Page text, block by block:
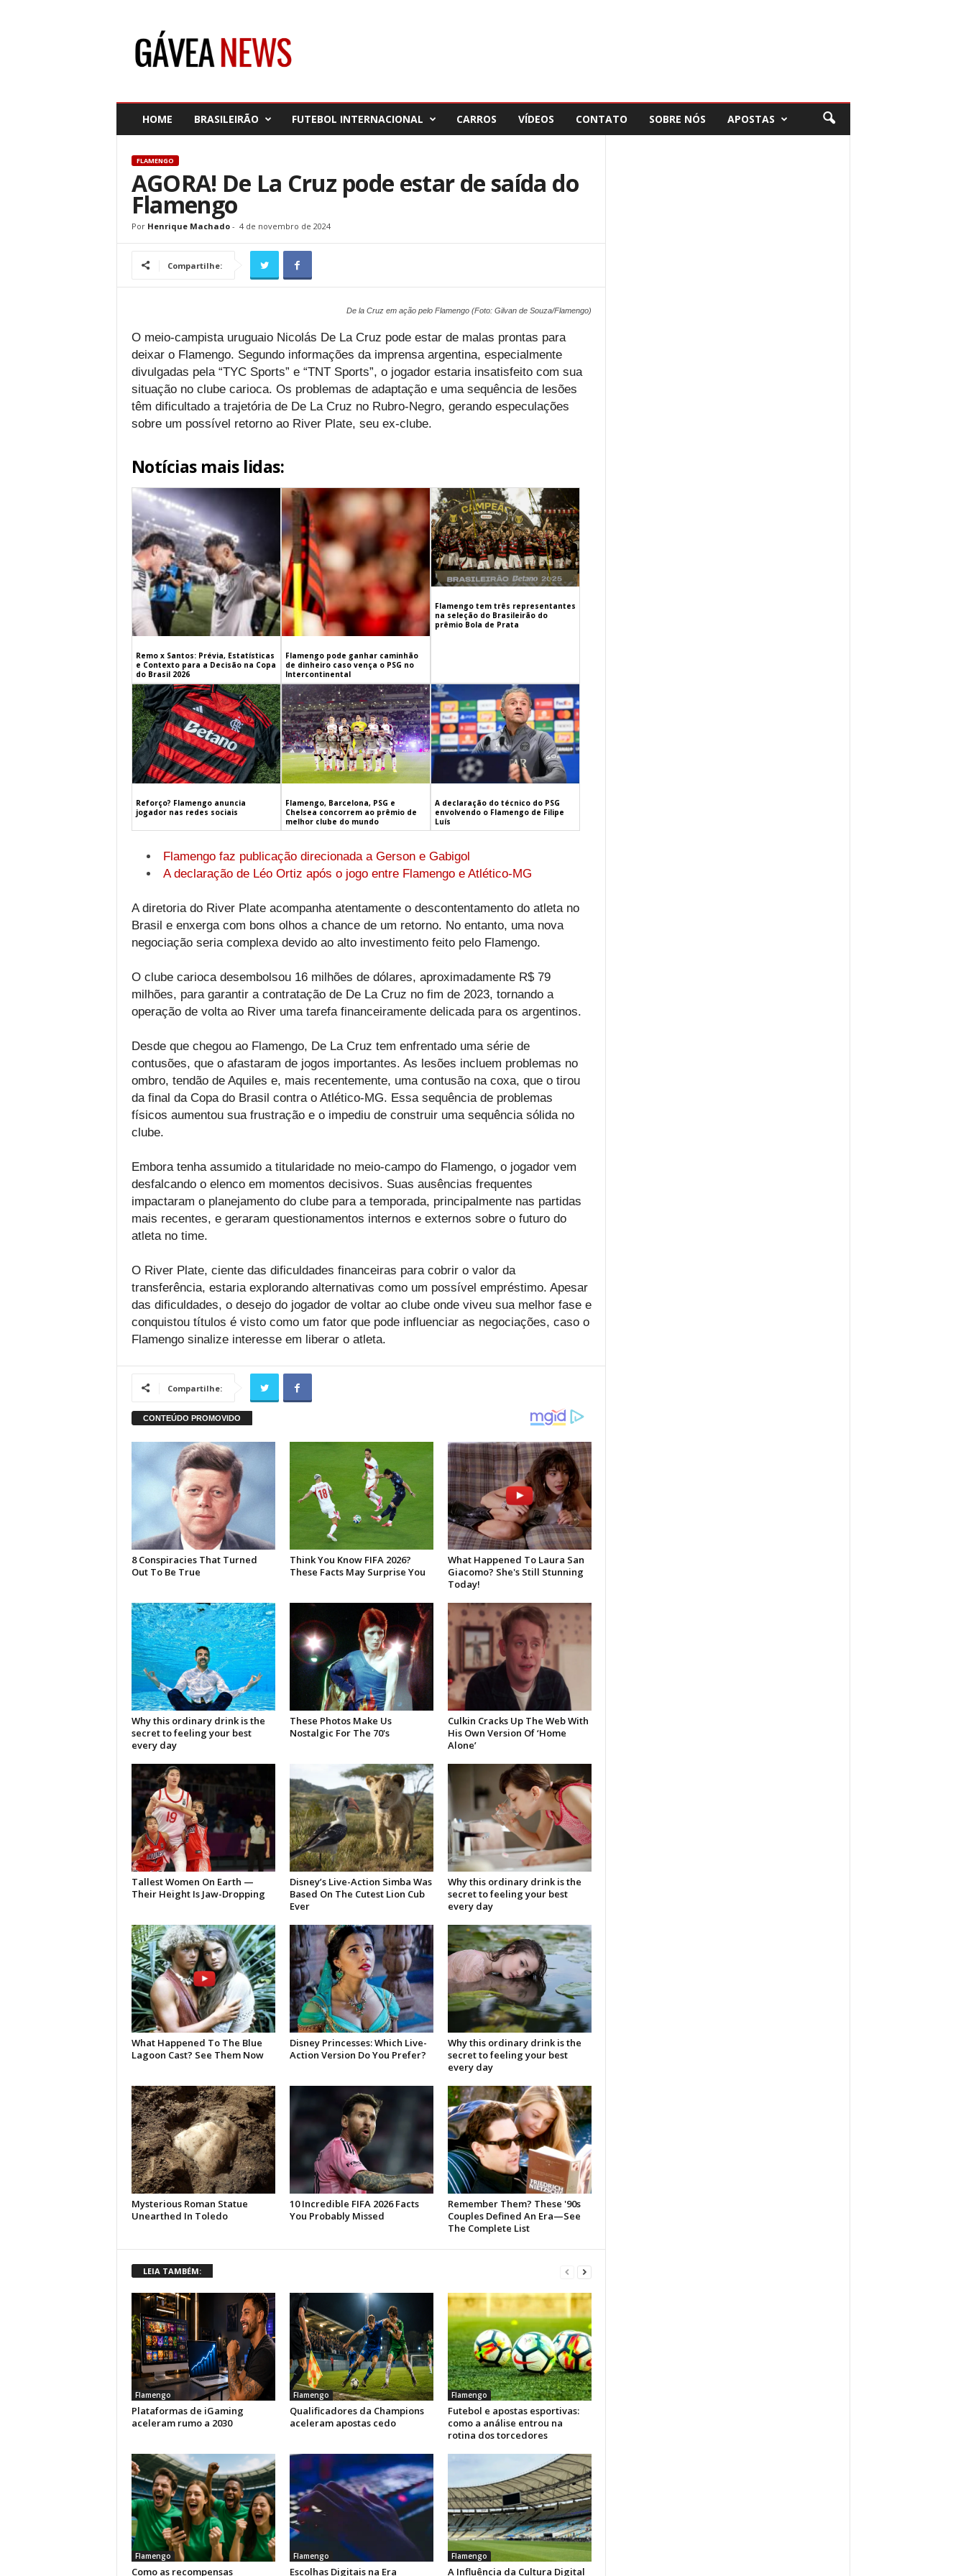
HOME BRASILEIRÃO FUTEBOL INTERNACIONAL CARROS VÍDEOS CONTATO SOBRE NÓS APOSTAS
FLAMENGO
AGORA! De La Cruz pode estar de saída do
Flamengo
Por Henrique Machado- 4 de novembro de 2024
Compartilhe:
De la Cruz em ação pelo Flamengo (Foto: Gilvan de Souza/Flamengo)
O meio-campista uruguaio Nicolás De La Cruz pode estar de malas prontas para
deixar o Flamengo. Segundo informações da imprensa argentina, especialmente
divulgadas pela “TYC Sports” e “TNT Sports”, o jogador estaria insatisfeito com sua
situação no clube carioca. Os problemas de adaptação e uma sequência de lesões
têm dificultado a trajetória de De La Cruz no Rubro-Negro, gerando especulações
sobre um possível retorno ao River Plate, seu ex-clube.
Notícias mais lidas:
Remo x Santos: Prévia, Estatísticas
e Contexto para a Decisão na Copa
do Brasil 2026
Flamengo pode ganhar caminhão
de dinheiro caso vença o PSG no
Intercontinental
Flamengo tem três representantes
na seleção do Brasileirão do
prêmio Bola de Prata
Reforço? Flamengo anuncia
jogador nas redes sociais
Flamengo, Barcelona, PSG e
Chelsea concorrem ao prêmio de
melhor clube do mundo
A declaração do técnico do PSG
envolvendo o Flamengo de Filipe
Luís
Flamengo faz publicação direcionada a Gerson e Gabigol
A declaração de Léo Ortiz após o jogo entre Flamengo e Atlético-MG
A diretoria do River Plate acompanha atentamente o descontentamento do atleta no
Brasil e enxerga com bons olhos a chance de um retorno. No entanto, uma nova
negociação seria complexa devido ao alto investimento feito pelo Flamengo.
O clube carioca desembolsou 16 milhões de dólares, aproximadamente R$ 79
milhões, para garantir a contratação de De La Cruz no fim de 2023, tornando a
operação de volta ao River uma tarefa financeiramente delicada para os argentinos.
Desde que chegou ao Flamengo, De La Cruz tem enfrentado uma série de
contusões, que o afastaram de jogos importantes. As lesões incluem problemas no
ombro, tendão de Aquiles e, mais recentemente, uma contusão na coxa, que o tirou
da final da Copa do Brasil contra o Atlético-MG. Essa sequência de problemas
físicos aumentou sua frustração e o impediu de construir uma sequência sólida no
clube.
Embora tenha assumido a titularidade no meio-campo do Flamengo, o jogador vem
desfalcando o elenco em momentos decisivos. Suas ausências frequentes
impactaram o planejamento do clube para a temporada, principalmente nas partidas
mais recentes, e geraram questionamentos internos e externos sobre o futuro do
atleta no time.
O River Plate, ciente das dificuldades financeiras para cobrir o valor da
transferência, estaria explorando alternativas como um possível empréstimo. Apesar
das dificuldades, o desejo do jogador de voltar ao clube onde viveu sua melhor fase e
conquistou títulos é visto como um fator que pode influenciar as negociações, caso o
Flamengo sinalize interesse em liberar o atleta.
Compartilhe:
LEIA TAMBÉM:
Flamengo
Plataformas de iGaming
aceleram rumo a 2030
Flamengo
Qualificadores da Champions
aceleram apostas cedo
Flamengo
Futebol e apostas esportivas:
como a análise entrou na
rotina dos torcedores
Flamengo
Como as recompensas
Flamengo
Escolhas Digitais na Era
Flamengo
A Influência da Cultura Digital